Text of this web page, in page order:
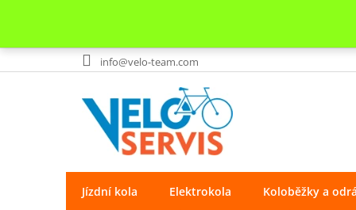
Přejít
na
info@velo-team.com
Jízdní kola Elektrokola Koloběžky a